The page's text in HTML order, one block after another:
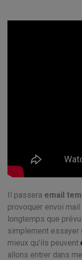
Il passera email
provoquer envoi
longtemps que
simplement essayer
mieux qu'ils peuvent.
allons entrer dans